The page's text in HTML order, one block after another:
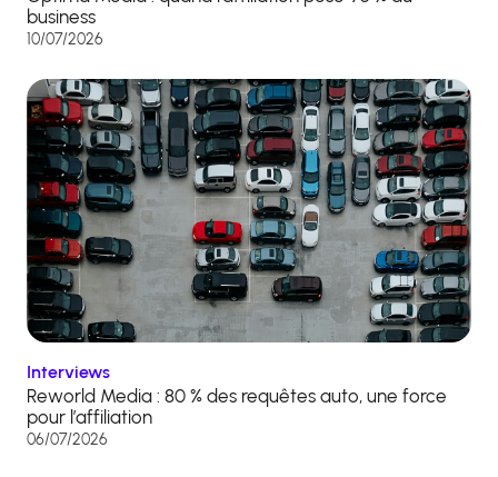
business
10/07/2026
Interviews
Reworld Media : 80 % des requêtes auto, une force
pour l’affiliation
06/07/2026